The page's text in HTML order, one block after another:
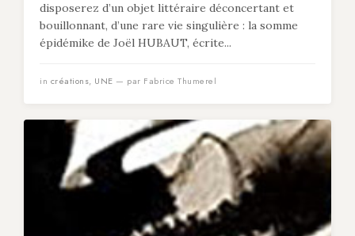
disposerez d’un objet littéraire déconcertant et
bouillonnant, d’une rare vie singulière : la somme
épidémike de Joël HUBAUT, écrite...
in créations, UNE — par Fabrice Thumerel